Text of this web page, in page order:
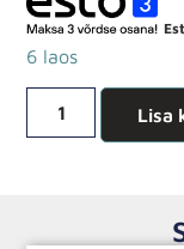
6 laos
Lisa